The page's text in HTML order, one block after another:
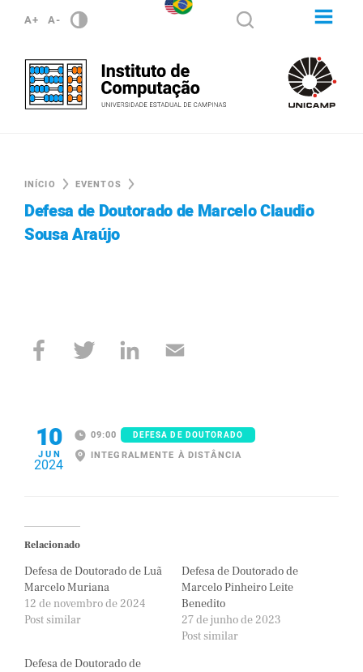
A+ A-
INÍCIO EVENTOS
Defesa de Doutorado de Marcelo Claudio
Sousa Araújo
10
JUN
2024
09:00 DEFESA DE DOUTORADO
INTEGRALMENTE À DISTÂNCIA
Relacionado
Defesa de Doutorado de Luã
Marcelo Muriana
12 de novembro de 2024
Post similar
Defesa de Doutorado de
Marcelo Pinheiro Leite
Benedito
27 de junho de 2023
Post similar
Defesa de Doutorado de